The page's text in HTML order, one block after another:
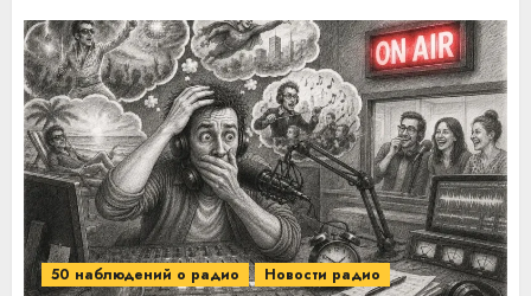
50 наблюдений о радио Новости радио